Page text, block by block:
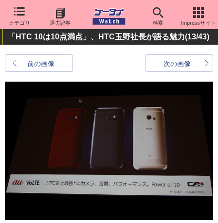
カテゴリ 過去記事 検索 Impressサイト
「HTC 10は10点満点」、HTC玉野社長が語る魅力(13/43)
前の画像 次の画像